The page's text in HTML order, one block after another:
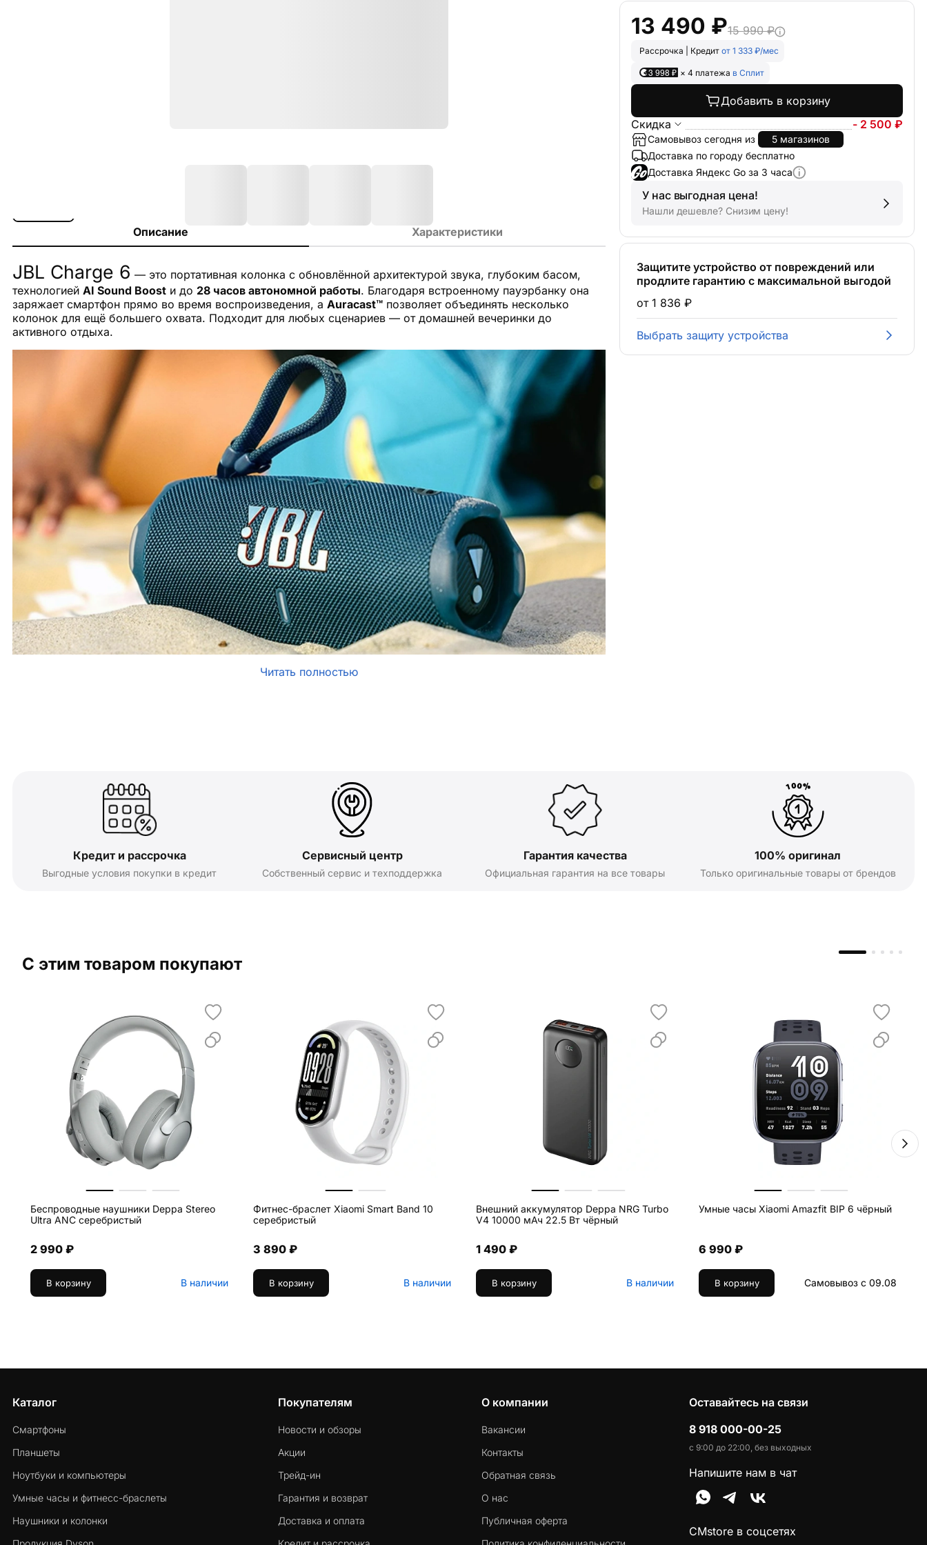
Описание Характеристики
JBL Charge 6 — это портативная колонка с обновлённой архитектурой звука, глубоким басом,
технологией AI Sound Boost и до 28 часов автономной работы. Благодаря встроенному пауэрбанку она
заряжает смартфон прямо во время воспроизведения, а Auracast™ позволяет объединять несколько
колонок для ещё большего охвата. Подходит для любых сценариев — от домашней вечеринки до
активного отдыха.
Читать полностью
13 490 ₽15 990 ₽
Рассрочка | Кредит от 1 333 ₽/мес
3 998 ₽ × 4 платежа в Сплит
Добавить в корзину
Скидка
- 2 500 ₽
Самовывоз сегодня из
5 магазинов
Доставка по городу бесплатно
Доставка Яндекс Go за 3 часа
У нас выгодная цена!
Нашли дешевле? Снизим цену!
Защитите устройство от повреждений или
продлите гарантию с максимальной выгодой
от 1 836 ₽
Выбрать защиту устройства
Кредит и рассрочка
Выгодные условия покупки в кредит
Сервисный центр
Собственный сервис и техподдержка
Гарантия качества
Официальная гарантия на все товары
100% оригинал
Только оригинальные товары от брендов
С этим товаром покупают
Беспроводные наушники Deppa Stereo
Ultra ANC серебристый
2 990 ₽
В корзину В наличии
Фитнес-браслет Xiaomi Smart Band 10
серебристый
3 890 ₽
В корзину В наличии
Внешний аккумулятор Deppa NRG Turbo
V4 10000 мАч 22.5 Вт чёрный
1 490 ₽
В корзину В наличии
Умные часы Xiaomi Amazfit BIP 6 чёрный
6 990 ₽
В корзину Самовывоз с 09.08
Каталог
Смартфоны
Планшеты
Ноутбуки и компьютеры
Умные часы и фитнесс-браслеты
Наушники и колонки
Покупателям
Новости и обзоры
Акции
Трейд-ин
Гарантия и возврат
Доставка и оплата
О компании
Вакансии
Контакты
Обратная связь
О нас
Публичная оферта
Оставайтесь на связи
8 918 000-00-25
с 9:00 до 22:00, без выходных
Напишите нам в чат
CMstore в соцсетях